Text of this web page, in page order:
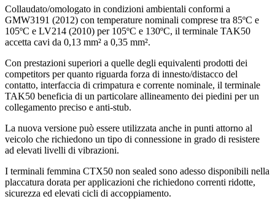
Collaudato/omologato in condizioni ambientali conformi a
GMW3191 (2012) con temperature nominali comprese tra 85ºC e
105ºC e LV214 (2010) per 105ºC e 130ºC, il terminale TAK50
accetta cavi da 0,13 mm² a 0,35 mm².
Con prestazioni superiori a quelle degli equivalenti prodotti dei
competitors per quanto riguarda forza di innesto/distacco del
contatto, interfaccia di crimpatura e corrente nominale, il terminale
TAK50 beneficia di un particolare allineamento dei piedini per un
collegamento preciso e anti-stub.
La nuova versione può essere utilizzata anche in punti attorno al
veicolo che richiedono un tipo di connessione in grado di resistere
ad elevati livelli di vibrazioni.
I terminali femmina CTX50 non sealed sono adesso disponibili nella
placcatura dorata per applicazioni che richiedono correnti ridotte,
sicurezza ed elevati cicli di accoppiamento.